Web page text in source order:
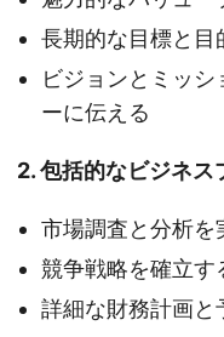
長期的な目標と目
ビジョンとミッ
ーに伝える
2. 包括的なビジネス
市場調査と分析を
競争戦略を確立す
詳細な財務計画と